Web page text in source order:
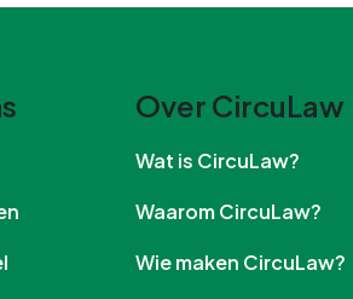
Over CircuLaw
Wat is CircuLaw?
Waarom CircuLaw?
Wie maken CircuLaw?